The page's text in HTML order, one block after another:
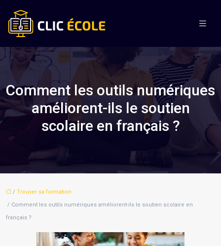
Comment les outils numériques
améliorent-ils le soutien
scolaire en français ?
/ Trouver sa formation
/ Comment les outils numériques améliorent-ils le soutien scolaire en
français ?